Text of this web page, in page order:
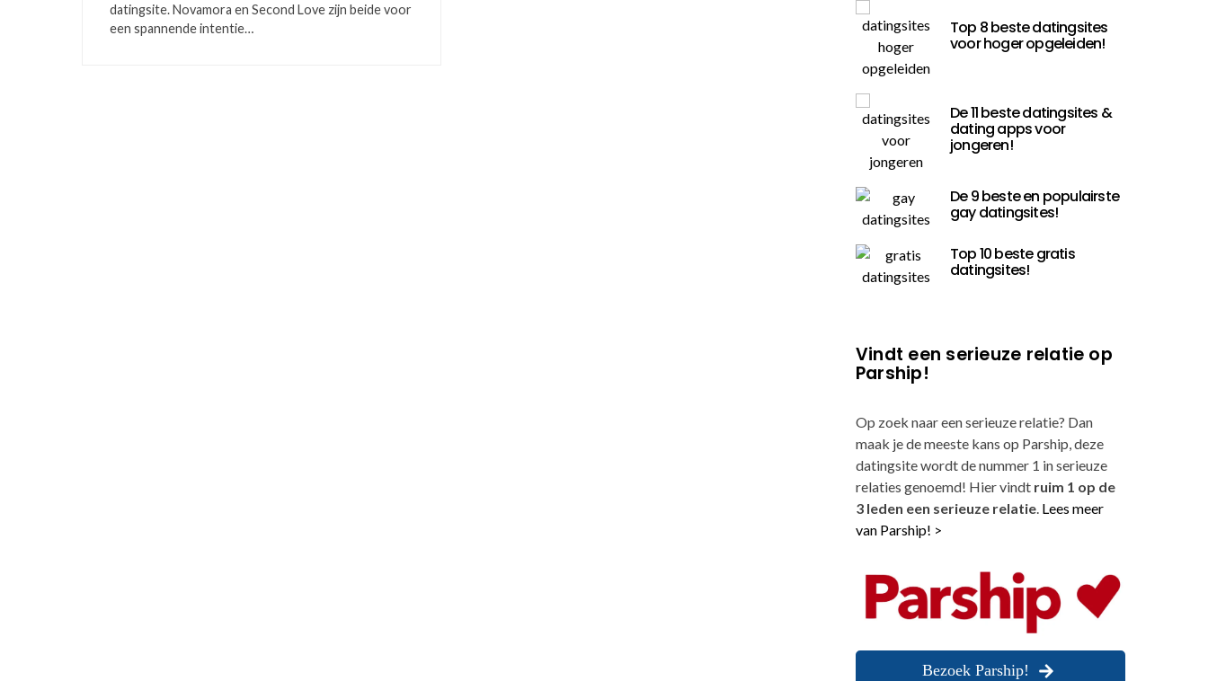
datingsite. Novamora en Second Love zijn beide voor
een spannende intentie…
Top 8 beste datingsites
voor hoger opgeleiden!
De 11 beste datingsites &
dating apps voor
jongeren!
De 9 beste en populairste
gay datingsites!
Top 10 beste gratis
datingsites!
Vindt een serieuze relatie op
Parship!
Op zoek naar een serieuze relatie? Dan
maak je de meeste kans op Parship, deze
datingsite wordt de nummer 1 in serieuze
relaties genoemd! Hier vindt ruim 1 op de
3 leden een serieuze relatie. Lees meer
van Parship! >
Bezoek Parship!